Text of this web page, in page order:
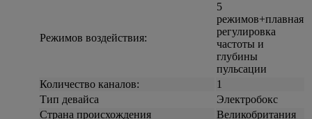
Режимов воздействия:
5
режимов+плавная
регулировка
частоты и
глубины
пульсации
Количество каналов:
1
Тип девайса
Электробокс
Страна происхождения
Великобритания